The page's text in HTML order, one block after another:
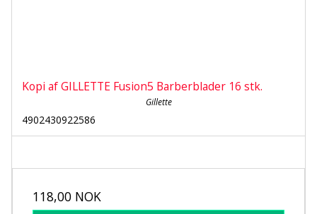
Kopi af GILLETTE Fusion5 Barberblader 16 stk.
Gillette
4902430922586
118,00 NOK